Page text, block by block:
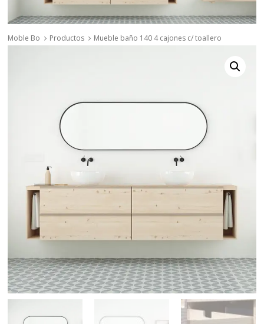
Moble Bo Productos Mueble baño 140 4 cajones c/ toallero